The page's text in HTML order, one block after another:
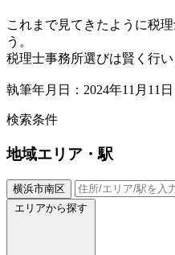
これまで見てきたように税
う。
税理士事務所選びは賢く行
執筆年月日：2024年11月11日
検索条件
地域エリア・駅
横浜市南区
エリアから探す